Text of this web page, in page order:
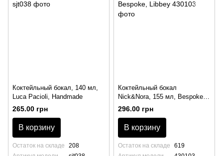
Коктейльный бокал, 140 мл,
Luca Pacioli, Handmade
265.00 грн
В корзину
Остаток на складе
208
Коктейльный бокал
Nick&Nora, 155 мл, Bespoke,
Libbey
296.00 грн
В корзину
Остаток на складе
619